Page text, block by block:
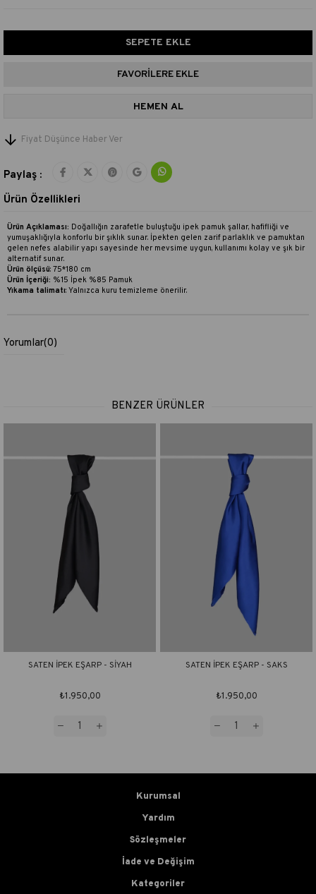
FAVORILERE EKLE
Fiyat Düşünce Haber Ver
Paylaş :
Ürün Özellikleri
Ürün Açıklaması: Doğallığın zarafetle buluştuğu ipek pamuk şallar, hafifliği ve
yumuşaklığıyla konforlu bir şıklık sunar. İpekten gelen zarif parlaklık ve pamuktan
gelen nefes alabilir yapı sayesinde her mevsime uygun, kullanımı kolay ve şık bir
alternatif sunar.
Ürün ölçüsü: 75*180 cm
Ürün İçeriği: %15 İpek %85 Pamuk
Yıkama talimatı: Yalnızca kuru temizleme önerilir.
Yorumlar(0)
BENZER ÜRÜNLER
SATEN İPEK EŞARP - SİYAH
₺1.950,00
SATEN İPEK EŞARP - SAKS
₺1.950,00
Kurumsal
Yardım
Sözleşmeler
İade ve Değişim
Kategoriler